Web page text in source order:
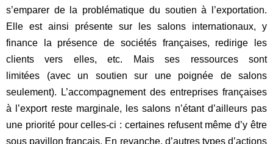
s’emparer de la problématique du soutien à l’exportation.
Elle est ainsi présente sur les salons internationaux, y
finance la présence de sociétés françaises, redirige les
clients vers elles, etc. Mais ses ressources sont
limitées (avec un soutien sur une poignée de salons
seulement). L’accompagnement des entreprises françaises
à l’export reste marginale, les salons n’étant d’ailleurs pas
une priorité pour celles-ci : certaines refusent même d’y être
sous pavillon français. En revanche, d’autres types d’actions